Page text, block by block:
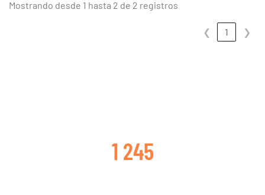
Mostrando desde 1 hasta 2 de 2 registros
❮ 1 ❯
1 245